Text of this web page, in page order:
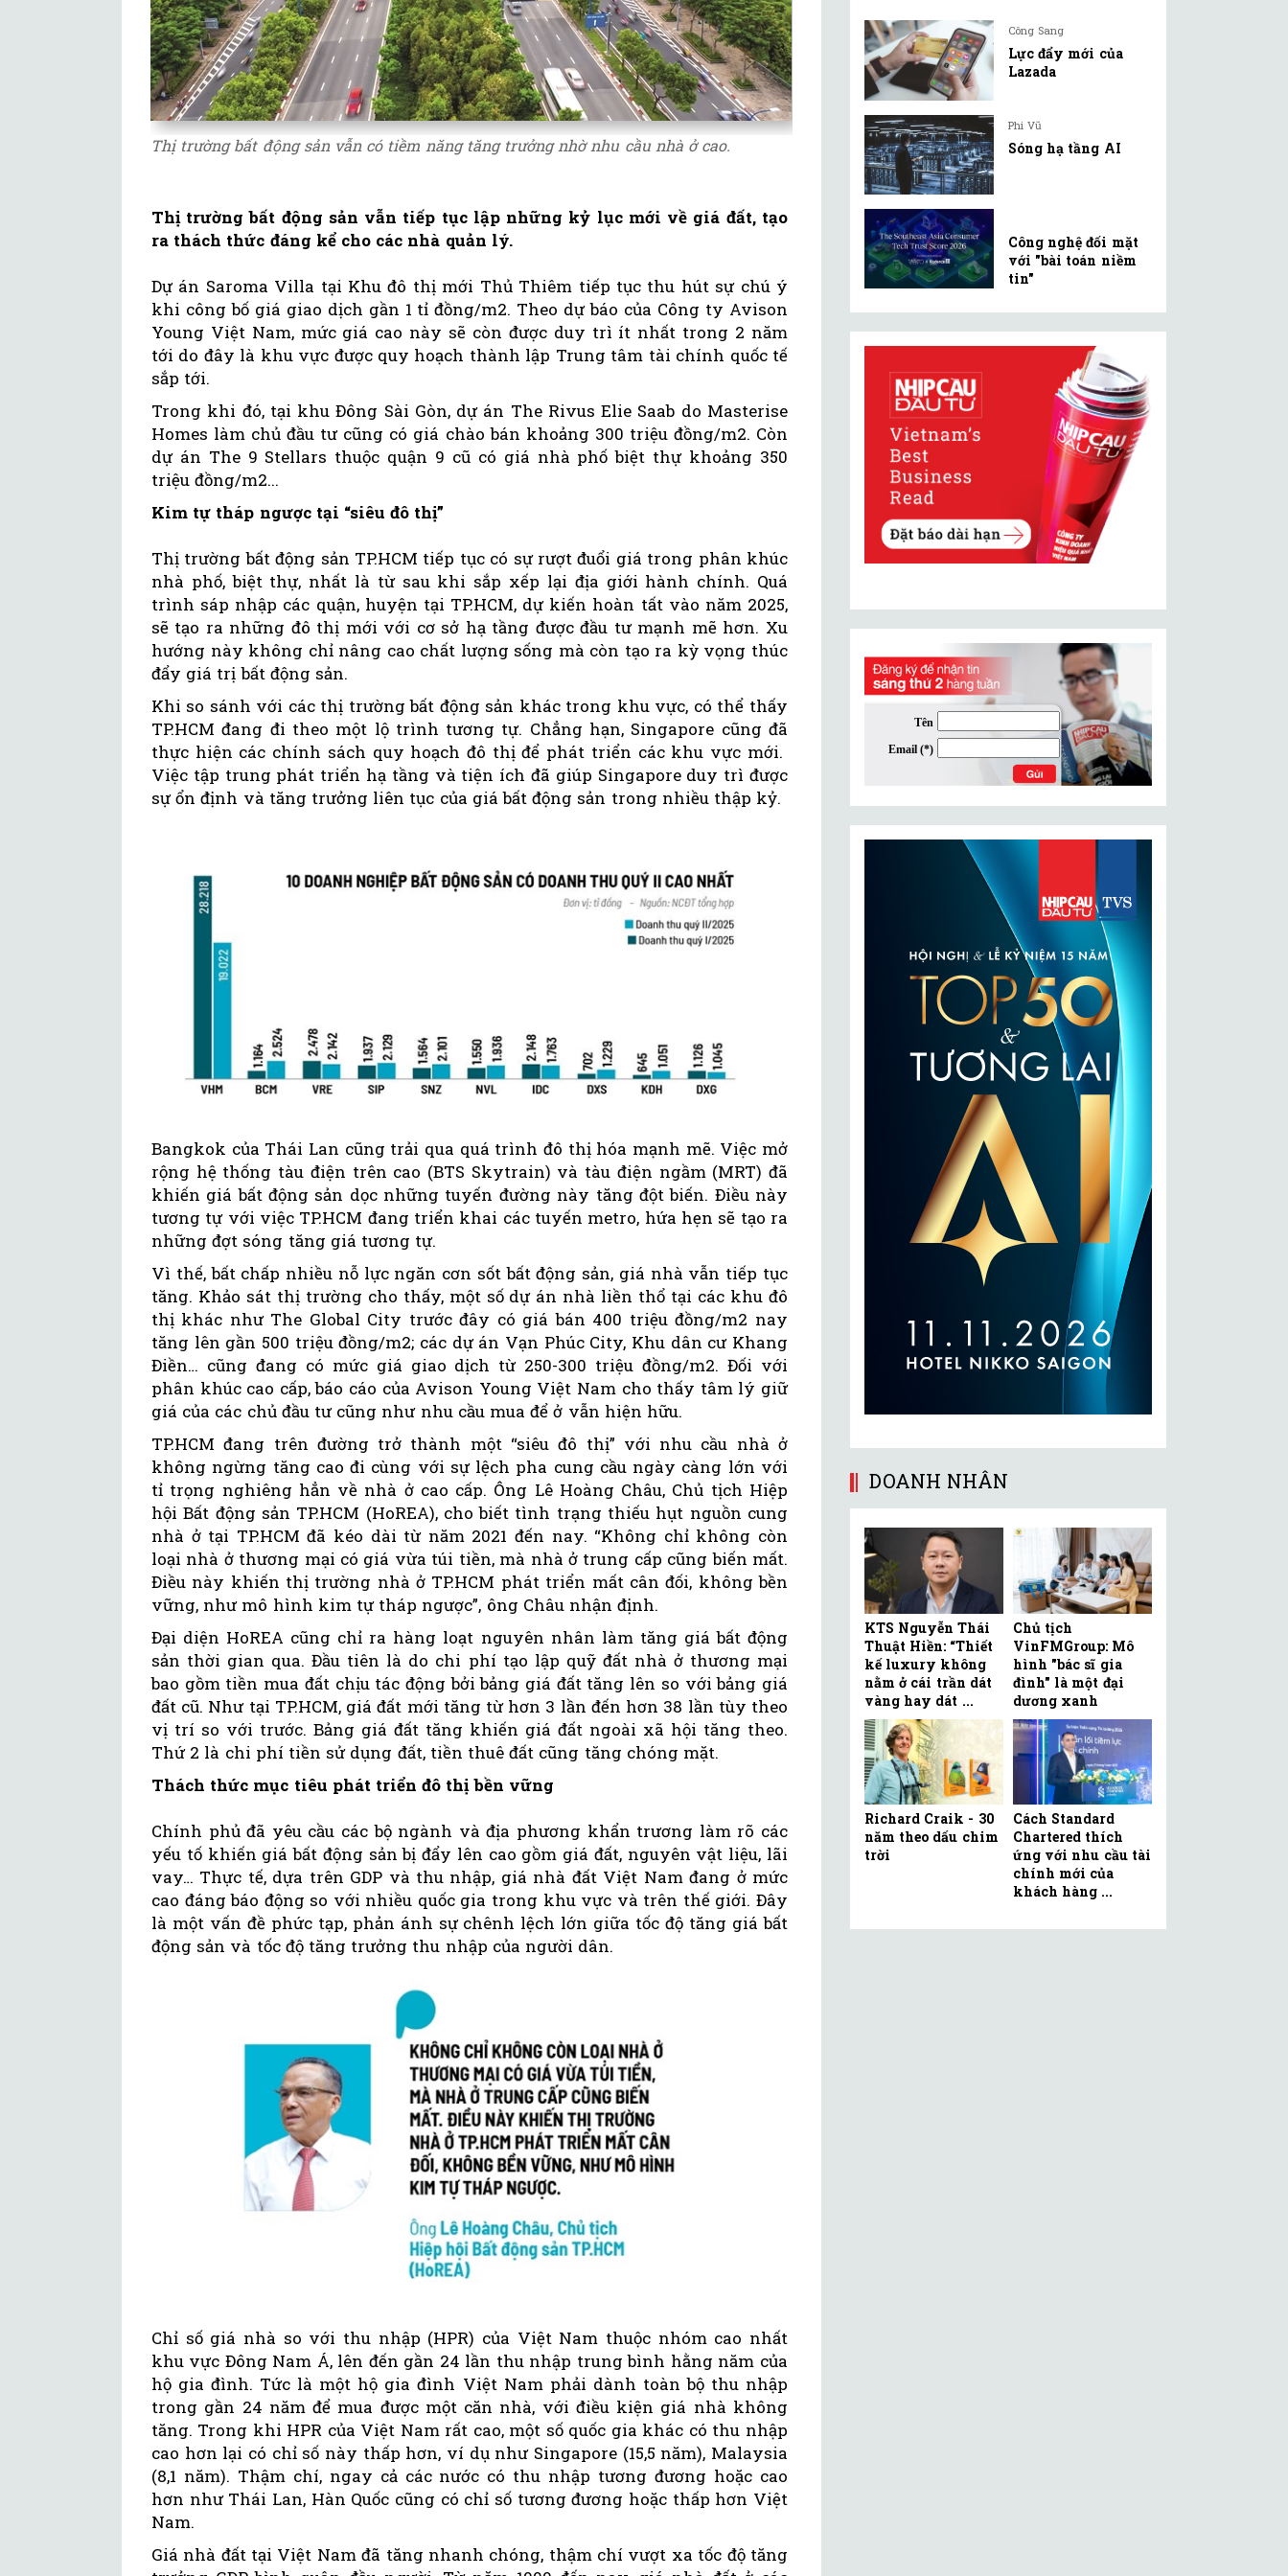
Thị trường bất động sản vẫn có tiềm năng tăng trưởng nhờ nhu cầu nhà ở cao.
Thị trường bất động sản vẫn tiếp tục lập những kỷ lục mới về giá đất, tạo
ra thách thức đáng kể cho các nhà quản lý.
Dự án Saroma Villa tại Khu đô thị mới Thủ Thiêm tiếp tục thu hút sự chú ý
khi công bố giá giao dịch gần 1 tỉ đồng/m2. Theo dự báo của Công ty Avison
Young Việt Nam, mức giá cao này sẽ còn được duy trì ít nhất trong 2 năm
tới do đây là khu vực được quy hoạch thành lập Trung tâm tài chính quốc tế
sắp tới.
Trong khi đó, tại khu Đông Sài Gòn, dự án The Rivus Elie Saab do Masterise
Homes làm chủ đầu tư cũng có giá chào bán khoảng 300 triệu đồng/m2. Còn
dự án The 9 Stellars thuộc quận 9 cũ có giá nhà phố biệt thự khoảng 350
triệu đồng/m2...
Kim tự tháp ngược tại “siêu đô thị”
Thị trường bất động sản TP.HCM tiếp tục có sự rượt đuổi giá trong phân khúc
nhà phố, biệt thự, nhất là từ sau khi sắp xếp lại địa giới hành chính. Quá
trình sáp nhập các quận, huyện tại TP.HCM, dự kiến hoàn tất vào năm 2025,
sẽ tạo ra những đô thị mới với cơ sở hạ tầng được đầu tư mạnh mẽ hơn. Xu
hướng này không chỉ nâng cao chất lượng sống mà còn tạo ra kỳ vọng thúc
đẩy giá trị bất động sản.
Khi so sánh với các thị trường bất động sản khác trong khu vực, có thể thấy
TP.HCM đang đi theo một lộ trình tương tự. Chẳng hạn, Singapore cũng đã
thực hiện các chính sách quy hoạch đô thị để phát triển các khu vực mới.
Việc tập trung phát triển hạ tầng và tiện ích đã giúp Singapore duy trì được
sự ổn định và tăng trưởng liên tục của giá bất động sản trong nhiều thập kỷ.
Bangkok của Thái Lan cũng trải qua quá trình đô thị hóa mạnh mẽ. Việc mở
rộng hệ thống tàu điện trên cao (BTS Skytrain) và tàu điện ngầm (MRT) đã
khiến giá bất động sản dọc những tuyến đường này tăng đột biến. Điều này
tương tự với việc TP.HCM đang triển khai các tuyến metro, hứa hẹn sẽ tạo ra
những đợt sóng tăng giá tương tự.
Vì thế, bất chấp nhiều nỗ lực ngăn cơn sốt bất động sản, giá nhà vẫn tiếp tục
tăng. Khảo sát thị trường cho thấy, một số dự án nhà liền thổ tại các khu đô
thị khác như The Global City trước đây có giá bán 400 triệu đồng/m2 nay
tăng lên gần 500 triệu đồng/m2; các dự án Vạn Phúc City, Khu dân cư Khang
Điền… cũng đang có mức giá giao dịch từ 250-300 triệu đồng/m2. Đối với
phân khúc cao cấp, báo cáo của Avison Young Việt Nam cho thấy tâm lý giữ
giá của các chủ đầu tư cũng như nhu cầu mua để ở vẫn hiện hữu.
TP.HCM đang trên đường trở thành một “siêu đô thị” với nhu cầu nhà ở
không ngừng tăng cao đi cùng với sự lệch pha cung cầu ngày càng lớn với
tỉ trọng nghiêng hẳn về nhà ở cao cấp. Ông Lê Hoàng Châu, Chủ tịch Hiệp
hội Bất động sản TP.HCM (HoREA), cho biết tình trạng thiếu hụt nguồn cung
nhà ở tại TP.HCM đã kéo dài từ năm 2021 đến nay. “Không chỉ không còn
loại nhà ở thương mại có giá vừa túi tiền, mà nhà ở trung cấp cũng biến mất.
Điều này khiến thị trường nhà ở TP.HCM phát triển mất cân đối, không bền
vững, như mô hình kim tự tháp ngược”, ông Châu nhận định.
Đại diện HoREA cũng chỉ ra hàng loạt nguyên nhân làm tăng giá bất động
sản thời gian qua. Đầu tiên là do chi phí tạo lập quỹ đất nhà ở thương mại
bao gồm tiền mua đất chịu tác động bởi bảng giá đất tăng lên so với bảng giá
đất cũ. Như tại TP.HCM, giá đất mới tăng từ hơn 3 lần đến hơn 38 lần tùy theo
vị trí so với trước. Bảng giá đất tăng khiến giá đất ngoài xã hội tăng theo.
Thứ 2 là chi phí tiền sử dụng đất, tiền thuê đất cũng tăng chóng mặt.
Thách thức mục tiêu phát triển đô thị bền vững
Chính phủ đã yêu cầu các bộ ngành và địa phương khẩn trương làm rõ các
yếu tố khiến giá bất động sản bị đẩy lên cao gồm giá đất, nguyên vật liệu, lãi
vay… Thực tế, dựa trên GDP và thu nhập, giá nhà đất Việt Nam đang ở mức
cao đáng báo động so với nhiều quốc gia trong khu vực và trên thế giới. Đây
là một vấn đề phức tạp, phản ánh sự chênh lệch lớn giữa tốc độ tăng giá bất
động sản và tốc độ tăng trưởng thu nhập của người dân.
Chỉ số giá nhà so với thu nhập (HPR) của Việt Nam thuộc nhóm cao nhất
khu vực Đông Nam Á, lên đến gần 24 lần thu nhập trung bình hằng năm của
hộ gia đình. Tức là một hộ gia đình Việt Nam phải dành toàn bộ thu nhập
trong gần 24 năm để mua được một căn nhà, với điều kiện giá nhà không
tăng. Trong khi HPR của Việt Nam rất cao, một số quốc gia khác có thu nhập
cao hơn lại có chỉ số này thấp hơn, ví dụ như Singapore (15,5 năm), Malaysia
(8,1 năm). Thậm chí, ngay cả các nước có thu nhập tương đương hoặc cao
hơn như Thái Lan, Hàn Quốc cũng có chỉ số tương đương hoặc thấp hơn Việt
Nam.
Giá nhà đất tại Việt Nam đã tăng nhanh chóng, thậm chí vượt xa tốc độ tăng
Công Sang
Lực đẩy mới của
Lazada
Phi Vũ
Sóng hạ tầng AI
Công nghệ đối mặt
với "bài toán niềm
tin"
DOANH NHÂN
KTS Nguyễn Thái
Thuật Hiền: “Thiết
kế luxury không
nằm ở cái trần dát
vàng hay dát ...
Chủ tịch
VinFMGroup: Mô
hình "bác sĩ gia
đình" là một đại
dương xanh
Richard Craik - 30
năm theo dấu chim
trời
Cách Standard
Chartered thích
ứng với nhu cầu tài
chính mới của
khách hàng ...